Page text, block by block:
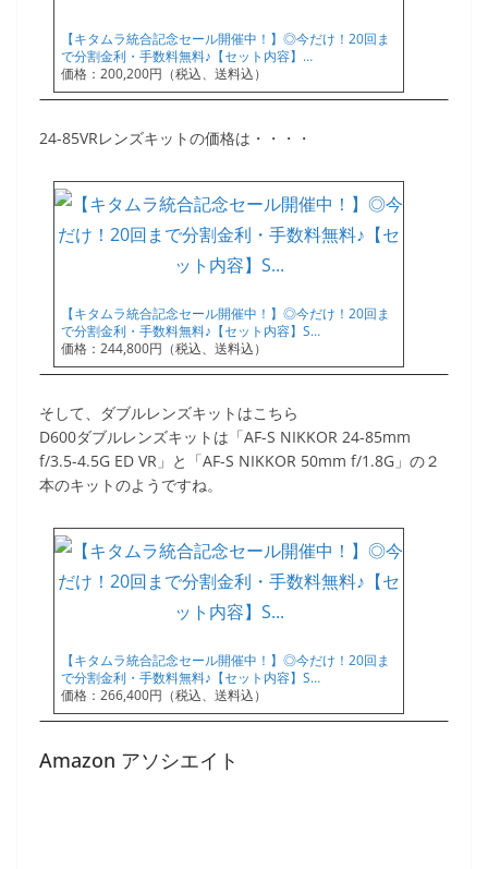
【キタムラ統合記念セール開催中！】◎今だけ！20回ま
で分割金利・手数料無料♪【セット内容】…
価格：200,200円（税込、送料込）
24-85VRレンズキットの価格は・・・・
【キタムラ統合記念セール開催中！】◎今だけ！20回ま
で分割金利・手数料無料♪【セット内容】S…
価格：244,800円（税込、送料込）
そして、ダブルレンズキットはこちら
D600ダブルレンズキットは「AF-S NIKKOR 24-85mm
f/3.5-4.5G ED VR」と「AF-S NIKKOR 50mm f/1.8G」の２
本のキットのようですね。
【キタムラ統合記念セール開催中！】◎今だけ！20回ま
で分割金利・手数料無料♪【セット内容】S…
価格：266,400円（税込、送料込）
Amazon アソシエイト